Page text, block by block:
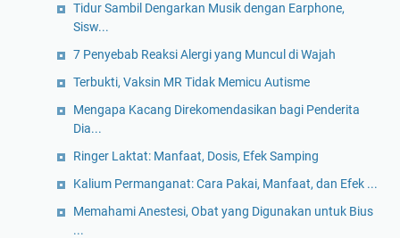
Tidur Sambil Dengarkan Musik dengan Earphone,
Sisw...
7 Penyebab Reaksi Alergi yang Muncul di Wajah
Terbukti, Vaksin MR Tidak Memicu Autisme
Mengapa Kacang Direkomendasikan bagi Penderita
Dia...
Ringer Laktat: Manfaat, Dosis, Efek Samping
Kalium Permanganat: Cara Pakai, Manfaat, dan Efek ...
Memahami Anestesi, Obat yang Digunakan untuk Bius
...